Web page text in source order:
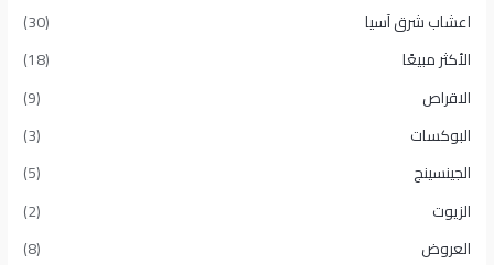
اعشاب شرق آسيا
(30)
الأكثر مبيعًا​
(18)
الاقراص
(9)
البوكسات
(3)
الجينسينج
(5)
الزيوت
(2)
العروض
(8)